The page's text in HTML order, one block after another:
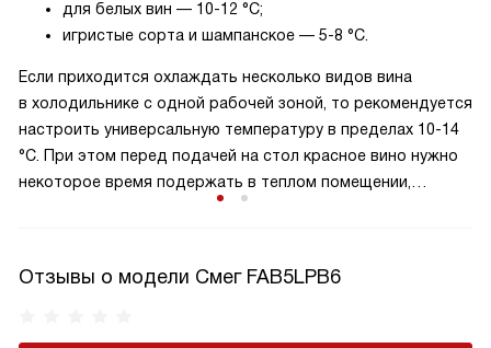
для белых вин — 10-12 °C;
игристые сорта и шампанское — 5-8 °C.
Если приходится охлаждать несколько видов вина
в холодильнике с одной рабочей зоной, то рекомендуется
настроить универсальную температуру в пределах 10-14
°C. При этом перед подачей на стол красное вино нужно
некоторое время подержать в теплом помещении,
Отзывы о модели Смег FAB5LPB6